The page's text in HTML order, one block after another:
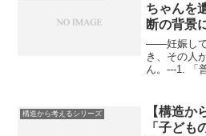
ちゃんを
断の背景
――妊娠して
き、その人
ん。---1. 「
日常生活を
実は判断力
構造から考えるシリーズ
【構造か
「子ども